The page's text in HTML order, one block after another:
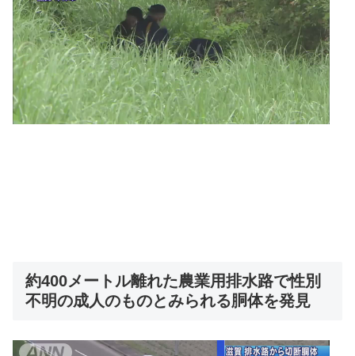
約400メートル離れた農業用排水路で性別
不明の成人のものとみられる胴体を発見